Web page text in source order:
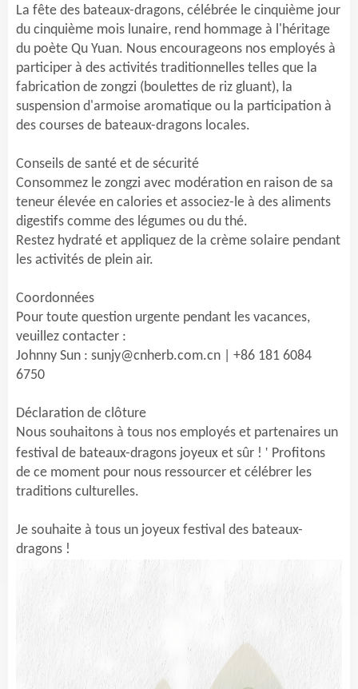
La fête des bateaux-dragons, célébrée le cinquième jour
du cinquième mois lunaire, rend hommage à l'héritage
du poète Qu Yuan. Nous encourageons nos employés à
participer à des activités traditionnelles telles que la
fabrication de zongzi (boulettes de riz gluant), la
suspension d'armoise aromatique ou la participation à
des courses de bateaux-dragons locales.
Conseils de santé et de sécurité
Consommez le zongzi avec modération en raison de sa
teneur élevée en calories et associez-le à des aliments
digestifs comme des légumes ou du thé.
Restez hydraté et appliquez de la crème solaire pendant
les activités de plein air.
Coordonnées
Pour toute question urgente pendant les vacances,
veuillez contacter :
Johnny Sun : sunjy@cnherb.com.cn | +86 181 6084
6750
Déclaration de clôture
Nous souhaitons à tous nos employés et partenaires un
festival de bateaux-dragons joyeux et sûr ! ' Profitons
de ce moment pour nous ressourcer et célébrer les
traditions culturelles.
Je souhaite à tous un joyeux festival des bateaux-
dragons !